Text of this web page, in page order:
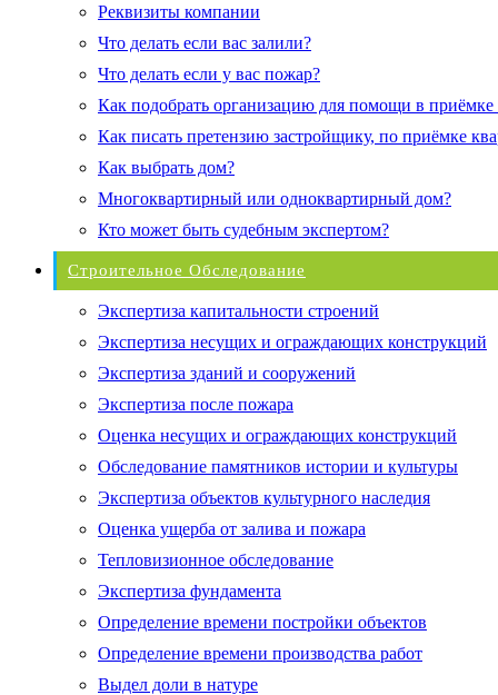
Реквизиты компании
Что делать если вас залили?
Что делать если у вас пожар?
Как подобрать организацию для помощи в приёмке
Как писать претензию застройщику, по приёмке
Как выбрать дом?
Многоквартирный или одноквартирный дом?
Кто может быть судебным экспертом?
Строительное Обследование
Экспертиза капитальности строений
Экспертиза несущих и ограждающих конструкций
Экспертиза зданий и сооружений
Экспертиза после пожара
Оценка несущих и ограждающих конструкций
Обследование памятников истории и культуры
Экспертиза объектов культурного наследия
Оценка ущерба от залива и пожара
Тепловизионное обследование
Экспертиза фундамента
Определение времени постройки объектов
Определение времени производства работ
Выдел доли в натуре